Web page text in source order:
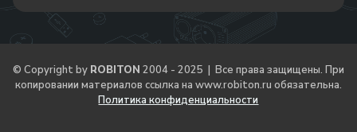
© Copyright by ROBITON 2004 - 2025 | Все права защищены. При
копировании материалов ссылка на www.robiton.ru обязательна.
Политика конфиденциальности